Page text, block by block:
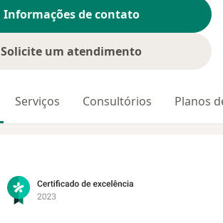
Informações de contato
Solicite um atendimento
Serviços Consultórios Planos